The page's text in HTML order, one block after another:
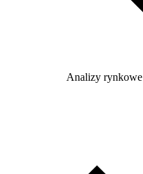
Analizy rynkowe